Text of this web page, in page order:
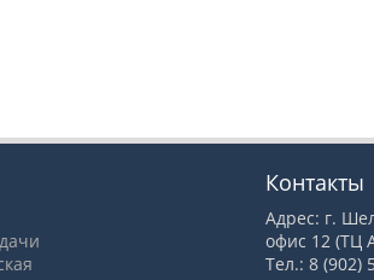
Контакты
Адрес: г.
офис 12 (ТЦ
Тел.: 8 (902)